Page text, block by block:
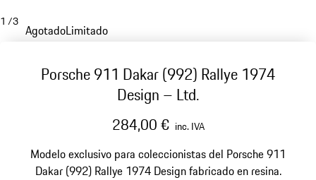
1 /3
AgotadoLimitado
Porsche 911 Dakar (992) Rallye 1974
Design – Ltd.
284,00 € inc. IVA
Modelo exclusivo para coleccionistas del Porsche 911
Dakar (992) Rallye 1974 Design fabricado en resina.